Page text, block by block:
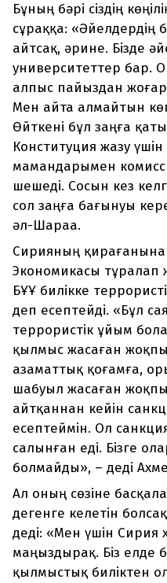
Бұның бәрі сіздің
сұраққа: «Әйелдердің
айтсақ, әрине. Бізде
университеттер бар.
алпыс пайыздан
Мен айта алмайтын
Өйткені бұл заңға
Конституция жазу
мамандарымен
шешеді. Сосын кез
сол заңға бағынуы
әл-Шараа.
Сирияның қирағанына
Экономикасы
БҰҰ билікке
деп есептейді. «Бұл
террористік ұйым
қылмыс жасаған
азаматтық қоғамға,
шабуыл жасаған
айтқаннан кейін
есептеймін. Ол
салынған еді. Бізге
болмайды», – деді
Ал оның сөзіне
дегенге келетін
деді: «Мен үшін Сирия
маңыздырақ. Біз елде
қылмыстық биліктен